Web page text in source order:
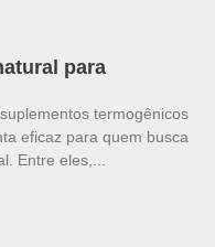
para
termogênicos
eficaz para quem busca
Entre eles,